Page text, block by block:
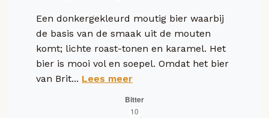
Een donkergekleurd moutig bier waarbij
de basis van de smaak uit de mouten
komt; lichte roast-tonen en karamel. Het
bier is mooi vol en soepel. Omdat het bier
van Brit... Lees meer